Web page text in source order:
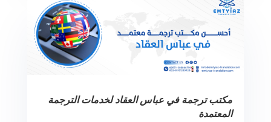
مكتب ترجمة في عباس العقاد لخدمات الترجمة
المعتمدة